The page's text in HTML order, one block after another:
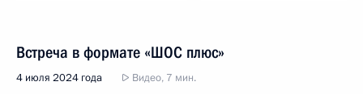
Встреча в формате «ШОС плюс»
4 июля 2024 года Видео, 7 мин.